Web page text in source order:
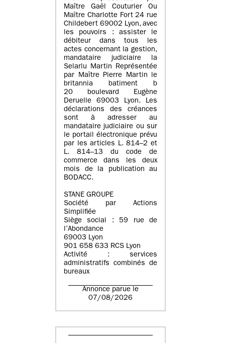
Maître Gaël Couturier Ou
Maître Charlotte Fort 24 rue
Childebert 69002 Lyon, avec
les pouvoirs : assister le
débiteur dans tous les
actes concernant la gestion,
mandataire judiciaire la
Selarlu Martin Représentée
par Maître Pierre Martin le
britannia batiment b
20 boulevard Eugène
Deruelle 69003 Lyon. Les
déclarations des créances
sont à adresser au
mandataire judiciaire ou sur
le portail électronique prévu
par les articles L. 814–2 et
L. 814–13 du code de
commerce dans les deux
mois de la publication au
BODACC.
STANE GROUPE
Société par Actions
Simplifiée
Siège social : 59 rue de
l’Abondance
69003 Lyon
901 658 633 RCS Lyon
Activité : services
administratifs combinés de
bureaux
Annonce parue le
07/08/2026